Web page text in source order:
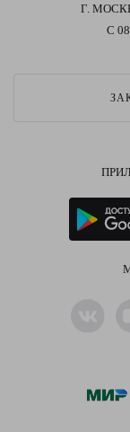
Г.
С